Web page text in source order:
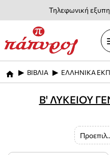
Τηλεφωνική
home
ΒΙΒΛΙΑ ΕΛΛΗΝΙΚΑ
Β' ΛΥΚΕΙΟΥ